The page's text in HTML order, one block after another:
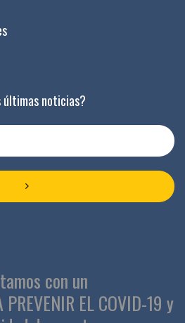
últimas noticias?
con un
PREVENIR EL COVID-19 y